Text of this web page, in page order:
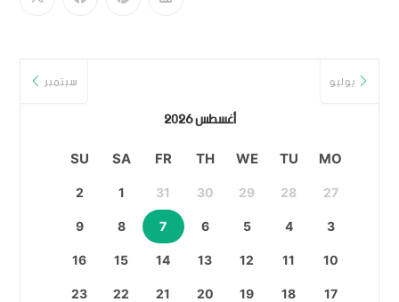
يوليو
أغسطس 2026
سبتمبر
MO
TU
WE
TH
FR
SA
SU
27
28
29
30
31
1
2
3
4
5
6
7
8
9
10
11
12
13
14
15
16
17
18
19
20
21
22
23